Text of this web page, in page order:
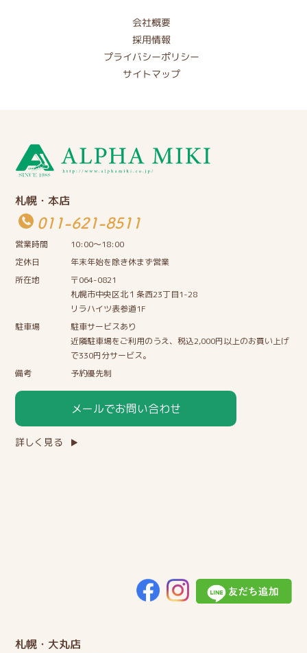
会社概要
採用情報
プライバシーポリシー
サイトマップ
札幌・本店
011-621-8511
営業時間
10:00〜18:00
定休日
年末年始を除き休まず営業
所在地
〒064-0821
札幌市中央区北１条西23丁目1-28
リラハイツ表参道1F
駐車場
駐車サービスあり
近隣駐車場をご利用のうえ、税込2,000円以上のお買い上げ
で330円分サービス。
備考
予約優先制
メールでお問い合わせ
詳しく見る
札幌・大丸店